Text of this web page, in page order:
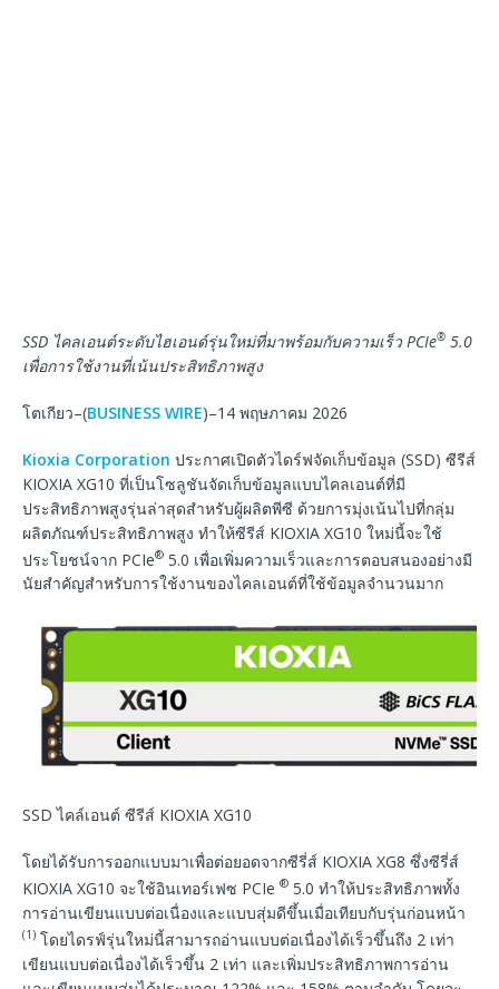
SSD ไคลเอนต์ระดับไฮเอนด์รุ่นใหม่ที่มาพร้อมกับความเร็ว PCIe® 5.0
เพื่อการใช้งานที่เน้นประสิทธิภาพสูง
โตเกียว–(BUSINESS WIRE)–14 พฤษภาคม 2026
Kioxia Corporation ประกาศเปิดตัวไดร์ฟจัดเก็บข้อมูล (SSD) ซีรีส์
KIOXIA XG10 ที่เป็นโซลูชันจัดเก็บข้อมูลแบบไคลเอนต์ที่มี
ประสิทธิภาพสูงรุ่นล่าสุดสำหรับผู้ผลิตพีซี ด้วยการมุ่งเน้นไปที่กลุ่ม
ผลิตภัณฑ์ประสิทธิภาพสูง ทำให้ซีรีส์ KIOXIA XG10 ใหม่นี้จะใช้
ประโยชน์จาก PCIe® 5.0 เพื่อเพิ่มความเร็วและการตอบสนองอย่างมี
นัยสำคัญสำหรับการใช้งานของไคลเอนต์ที่ใช้ข้อมูลจำนวนมาก
SSD ไคล์เอนต์ ซีรีส์ KIOXIA XG10
โดยได้รับการออกแบบมาเพื่อต่อยอดจากซีรี่ส์ KIOXIA XG8 ซึ่งซีรี่ส์
KIOXIA XG10 จะใช้อินเทอร์เฟซ PCIe ® 5.0 ทำให้ประสิทธิภาพทั้ง
การอ่านเขียนแบบต่อเนื่องและแบบสุ่มดีขึ้นเมื่อเทียบกับรุ่นก่อนหน้า
(1) โดยไดรฟ์รุ่นใหม่นี้สามารถอ่านแบบต่อเนื่องได้เร็วขึ้นถึง 2 เท่า
เขียนแบบต่อเนื่องได้เร็วขึ้น 2 เท่า และเพิ่มประสิทธิภาพการอ่าน